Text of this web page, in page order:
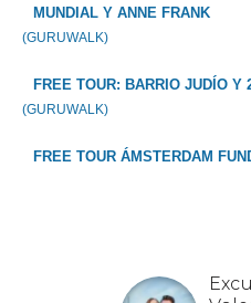
MUNDIAL Y ANNE FRANK
(GURUWALK)
FREE TOUR: BARRIO JUDÍO Y
(GURUWALK)
FREE TOUR ÁMSTERDAM